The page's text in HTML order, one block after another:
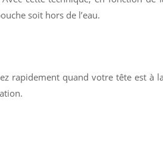
soit hors de l’eau.
rapidement quand votre tête est à